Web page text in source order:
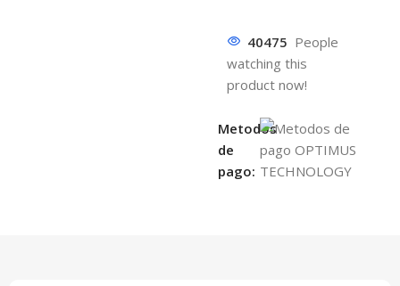
40475 People
watching this
product now!
Metodos
de
pago: